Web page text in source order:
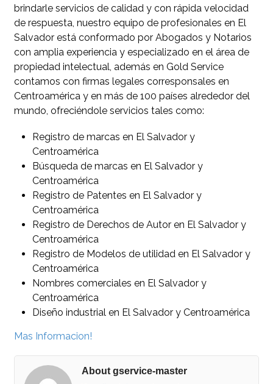
brindarle servicios de calidad y con rápida velocidad
de respuesta, nuestro equipo de profesionales en El
Salvador está conformado por Abogados y Notarios
con amplia experiencia y especializado en el área de
propiedad intelectual, además en Gold Service
contamos con firmas legales corresponsales en
Centroamérica y en más de 100 países alrededor del
mundo, ofreciéndole servicios tales como:
Registro de marcas en El Salvador y
Centroamérica
Búsqueda de marcas en El Salvador y
Centroamérica
Registro de Patentes en El Salvador y
Centroamérica
Registro de Derechos de Autor en El Salvador y
Centroamérica
Registro de Modelos de utilidad en El Salvador y
Centroamérica
Nombres comerciales en El Salvador y
Centroamérica
Diseño industrial en El Salvador y Centroamérica
Mas Informacion!
About gservice-master